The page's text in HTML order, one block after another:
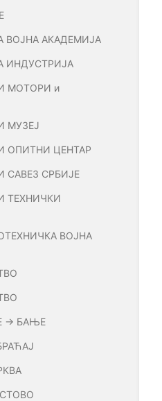
ВОЈНА АКАДЕМИЈА
ИНДУСТРИЈА
МОТОРИ и
МУЗЕЈ
ОПИТНИ ЦЕНТАР
САВЕЗ СРБИЈЕ
ТЕХНИЧКИ
ВОЈНА
→ БАЊЕ